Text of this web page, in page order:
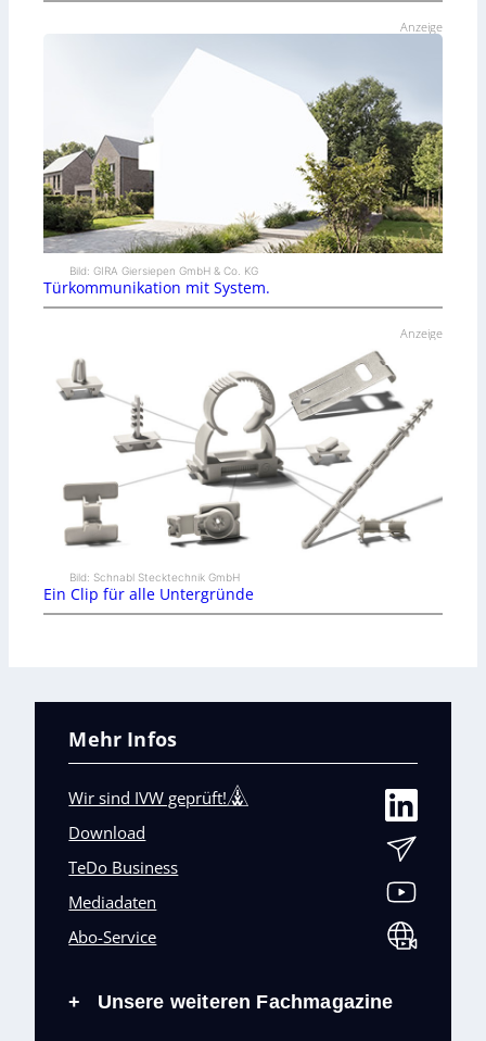
Anzeige
Bild: GIRA Giersiepen GmbH & Co. KG
Türkommunikation mit System.
Anzeige
Bild: Schnabl Stecktechnik GmbH
Ein Clip für alle Untergründe
Mehr Infos
Wir sind IVW geprüft!
Download
TeDo Business
Mediadaten
Abo-Service
+ Unsere weiteren Fachmagazine